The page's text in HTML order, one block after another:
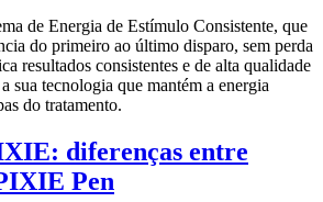
de Energia de Estímulo Consistente, que
do primeiro ao último disparo, sem perda
resultados consistentes e de alta qualidade
sua tecnologia que mantém a energia
do tratamento.
diferenças entre
Pen